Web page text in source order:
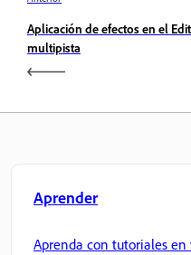
Aplicación de efectos en el
multipista
Aprender
Aprenda con tutoriales